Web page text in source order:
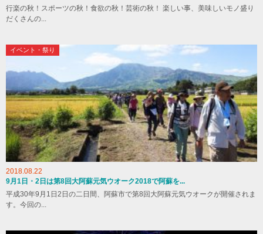
行楽の秋！スポーツの秋！食欲の秋！芸術の秋！ 楽しい事、美味しいモノ盛り
だくさんの...
イベント・祭り
2018.08.22
9月1日・2日は第8回大阿蘇元気ウオーク2018で阿蘇を...
平成30年9月1日2日の二日間、阿蘇市で第8回大阿蘇元気ウオークが開催されま
す。今回の...